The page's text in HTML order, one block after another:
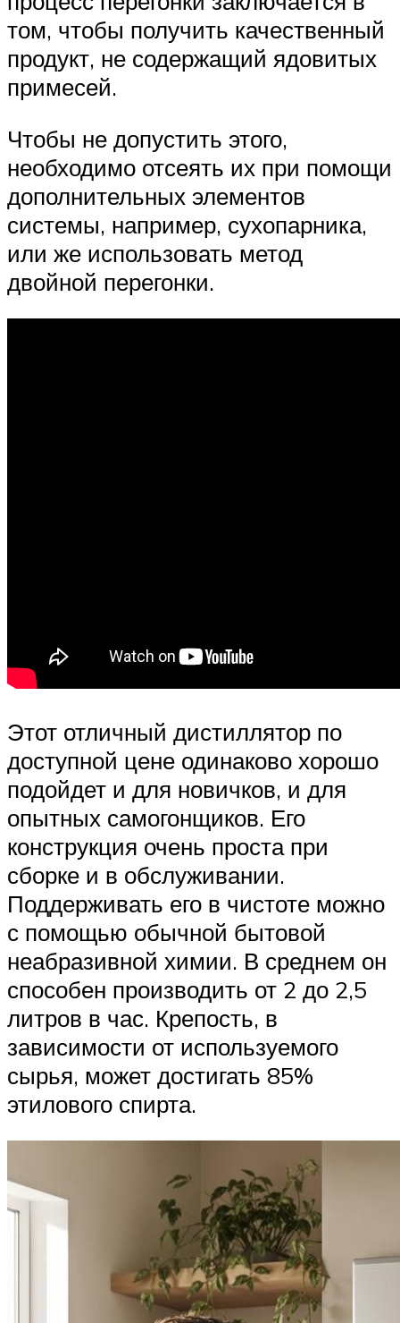
том, чтобы получить качественный
продукт, не содержащий ядовитых
примесей.
Чтобы не допустить этого,
необходимо отсеять их при помощи
дополнительных элементов
системы, например, сухопарника,
или же использовать метод
двойной перегонки.
Этот отличный дистиллятор по
доступной цене одинаково хорошо
подойдет и для новичков, и для
опытных самогонщиков. Его
конструкция очень проста при
сборке и в обслуживании.
Поддерживать его в чистоте можно
с помощью обычной бытовой
неабразивной химии. В среднем он
способен производить от 2 до 2,5
литров в час. Крепость, в
зависимости от используемого
сырья, может достигать 85%
этилового спирта.